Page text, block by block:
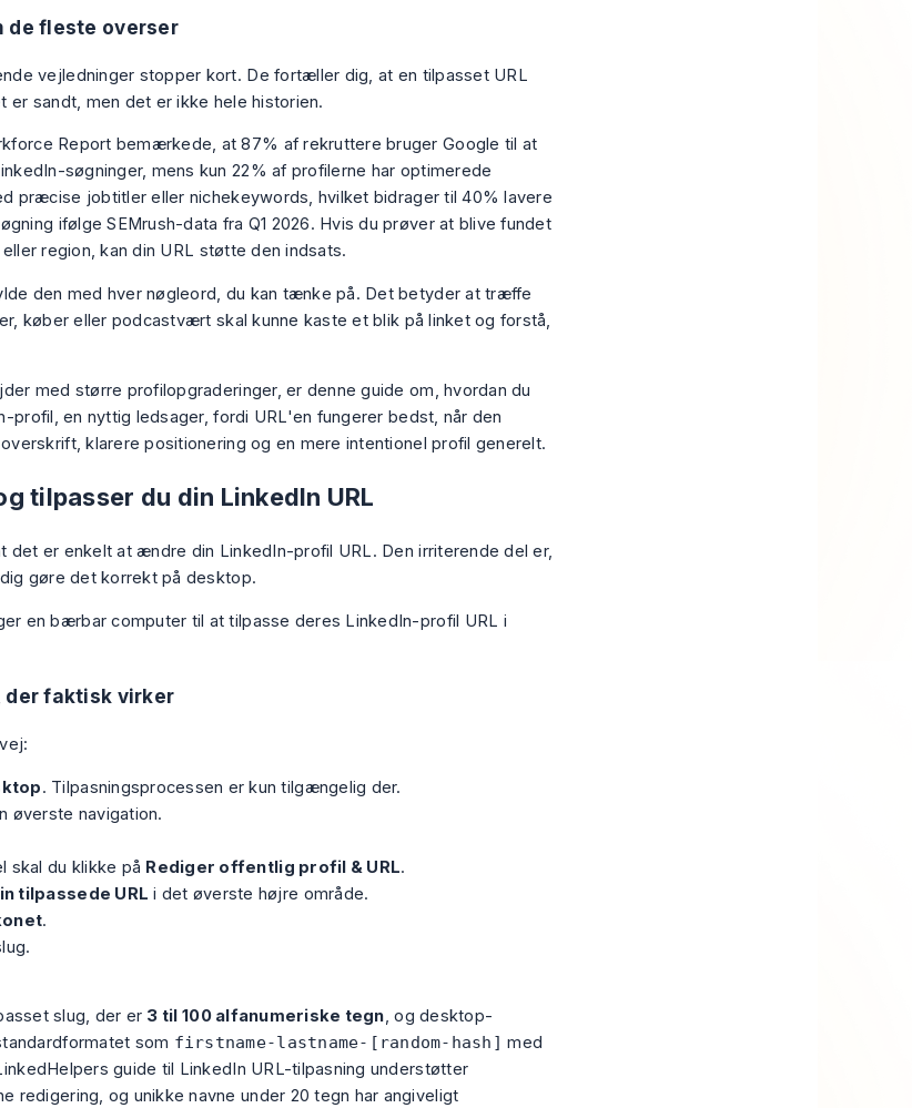
de fleste overser
vejledninger stopper kort. De fortæller dig, at en tilpasset URL
er sandt, men det er ikke hele historien.
Report bemærkede, at 87% af rekruttere bruger Google til at
søgninger, mens kun 22% af profilerne har optimerede
præcise jobtitler eller nichekeywords, hvilket bidrager til 40% lavere
ifølge SEMrush-data fra Q1 2026. Hvis du prøver at blive fundet
region, kan din URL støtte den indsats.
den med hver nøgleord, du kan tænke på. Det betyder at træffe
køber eller podcastvært skal kunne kaste et blik på linket og forstå,
med større profilopgraderinger, er denne guide om, hvordan du
profil, en nyttig ledsager, fordi URL'en fungerer bedst, når den
klarere positionering og en mere intentionel profil generelt.
tilpasser du din LinkedIn URL
det er enkelt at ændre din LinkedIn-profil URL. Den irriterende del er,
gøre det korrekt på desktop.
der faktisk virker
. Tilpasningsprocessen er kun tilgængelig der.
øverste navigation.
skal du klikke på Rediger offentlig profil & URL.
tilpassede URL i det øverste højre område.
.
slug, der er 3 til 100 alfanumeriske tegn, og desktop-
som firstname-lastname-[random-hash] med
guide til LinkedIn URL-tilpasning understøtter
redigering, og unikke navne under 20 tegn har angiveligt